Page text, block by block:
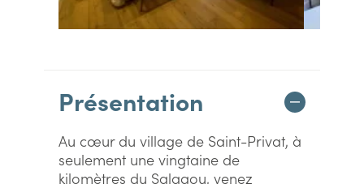
Présentation
Au cœur du village de Saint-Privat, à
seulement une vingtaine de
kilomètres du Salagou, venez